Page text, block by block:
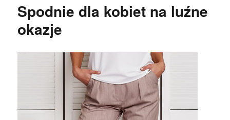
Spodnie dla kobiet na luźne
okazje